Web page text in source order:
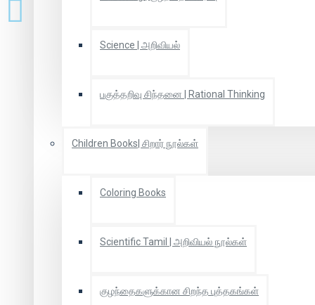
Science | அறிவியல்
பகுத்தறிவு சிந்தனை | Rational Thinking
Children Books| சிறார் நூல்கள்
Coloring Books
Scientific Tamil | அறிவியல் நூல்கள்
குழந்தைகளுக்கான சிறந்த புத்தகங்கள்